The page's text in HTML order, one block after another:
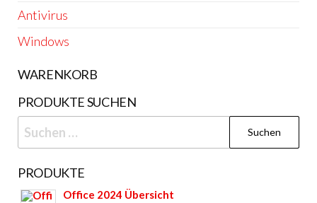
Antivirus
Windows
WARENKORB
PRODUKTE SUCHEN
Suchen
nach:
PRODUKTE
Office 2024 Übersicht